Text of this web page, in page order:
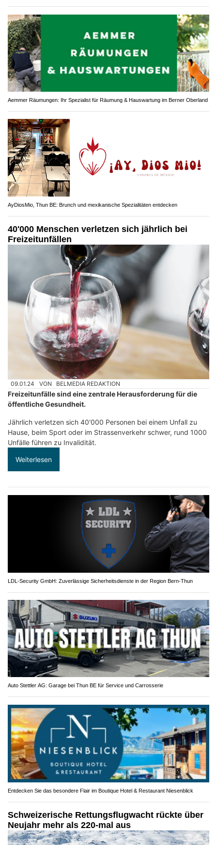
Aemmer Räumungen: Ihr Spezialist für Räumung & Hauswartung im Berner Oberland
AyDiosMio, Thun BE: Brunch und mexikanische Spezialitäten entdecken
40'000 Menschen verletzen sich jährlich bei
Freizeitunfällen
09.01.24 VON BELMEDIA REDAKTION
Freizeitunfälle sind eine zentrale Herausforderung für die
öffentliche Gesundheit.
Jährlich verletzen sich 40'000 Personen bei einem Unfall zu
Hause, beim Sport oder im Strassenverkehr schwer, rund 1000
Unfälle führen zu Invalidität.
Weiterlesen
LDL-Security GmbH: Zuverlässige Sicherheitsdienste in der Region Bern-Thun
Auto Stettler AG: Garage bei Thun BE für Service und Carrosserie
Entdecken Sie das besondere Flair im Boutique Hotel & Restaurant Niesenblick
Schweizerische Rettungsflugwacht rückte über
Neujahr mehr als 220-mal aus